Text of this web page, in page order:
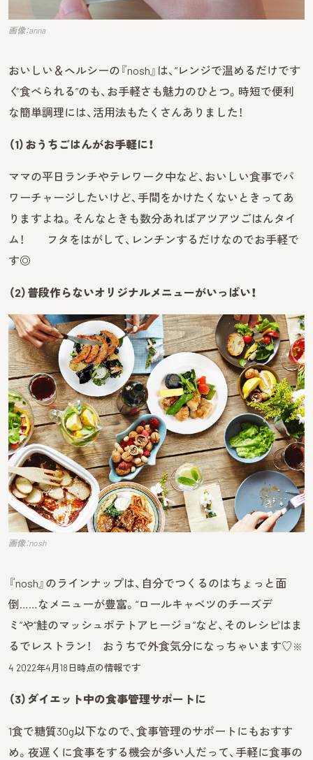
画像：anna
おいしい＆ヘルシーの『nosh』は、“レンジで温めるだけです
ぐ食べられる”のも、お手軽さも魅力のひとつ。時短で便利
な簡単調理には、活用法もたくさんありました！
（1）おうちごはんがお手軽に！
ママの平日ランチやテレワーク中など、おいしい食事でパ
ワーチャージしたいけど、手間をかけたくないときってあ
りますよね。そんなときも数分あればアツアツごはんタイ
ム！ フタをはがして、レンチンするだけなのでお手軽で
す◎
（2）普段作らないオリジナルメニューがいっぱい！
画像：nosh
『nosh』のラインナップは、自分でつくるのはちょっと面
倒……なメニューが豊富。“ロールキャベツのチーズデ
ミ”や“鮭のマッシュポテトアヒージョ”など、そのレシピはま
るでレストラン！ おうちで外食気分になっちゃいます♡ ※
4 2022年4月18日時点の情報です
（3）ダイエット中の食事管理サポートに
1食で糖質30g以下なので、食事管理のサポートにもおすす
め。夜遅くに食事をする機会が多い人だって、手軽に食事の